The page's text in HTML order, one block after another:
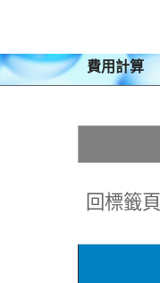
費用計算
回標籤頁